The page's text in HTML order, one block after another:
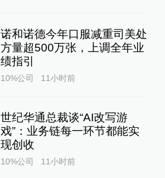
诺和诺德今年口服减重司美处
方量超500万张，上调全年业
绩指引
10%公司 11小时前
世纪华通总裁谈“AI改写游
戏”：业务链每一环节都能实
现创收
10%公司 11小时前